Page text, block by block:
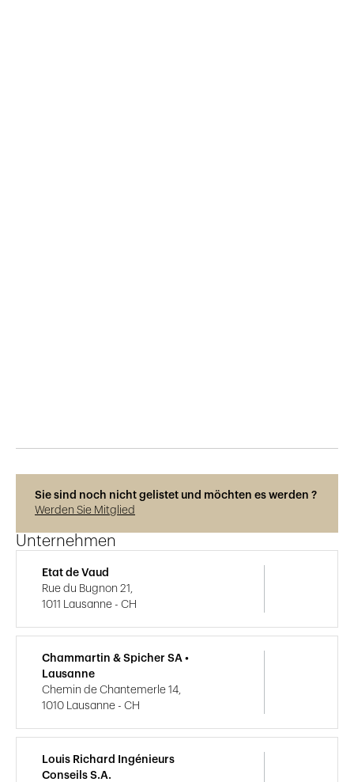
Sie sind noch nicht gelistet und möchten es werden ?
Werden Sie Mitglied
Unternehmen
Etat de Vaud
Rue du Bugnon 21,
1011 Lausanne - CH
Chammartin & Spicher SA •
Lausanne
Chemin de Chantemerle 14,
1010 Lausanne - CH
Louis Richard Ingénieurs
Conseils S.A.